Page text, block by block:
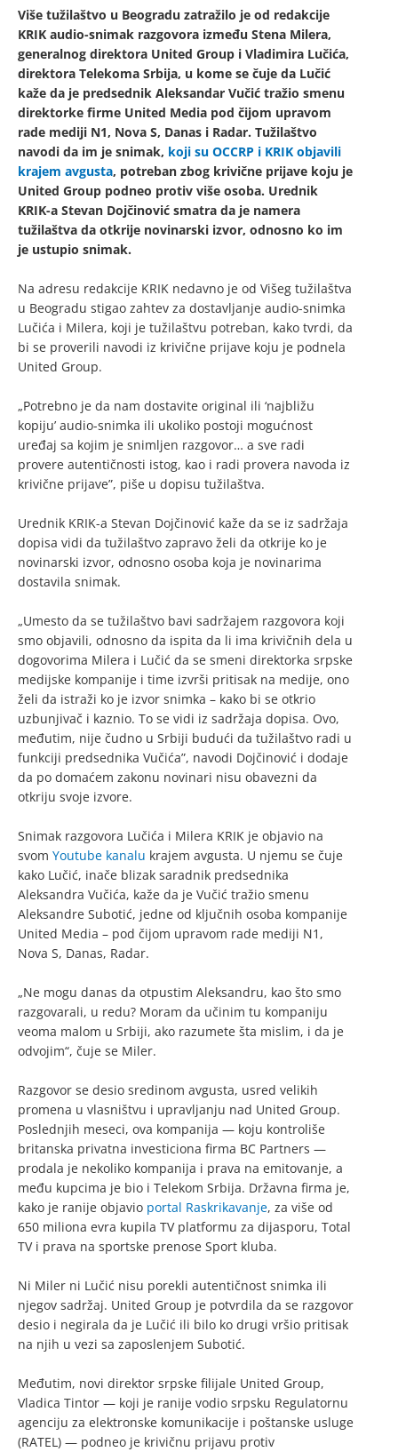
Više tužilaštvo u Beogradu zatražilo je od redakcije
KRIK audio-snimak razgovora između Stena Milera,
generalnog direktora United Group i Vladimira Lučića,
direktora Telekoma Srbija, u kome se čuje da Lučić
kaže da je predsednik Aleksandar Vučić tražio smenu
direktorke firme United Media pod čijom upravom
rade mediji N1, Nova S, Danas i Radar. Tužilaštvo
navodi da im je snimak, koji su OCCRP i KRIK objavili
krajem avgusta, potreban zbog krivične prijave koju je
United Group podneo protiv više osoba. Urednik
KRIK-a Stevan Dojčinović smatra da je namera
tužilaštva da otkrije novinarski izvor, odnosno ko im
je ustupio snimak.
Na adresu redakcije KRIK nedavno je od Višeg tužilaštva
u Beogradu stigao zahtev za dostavljanje audio-snimka
Lučića i Milera, koji je tužilaštvu potreban, kako tvrdi, da
bi se proverili navodi iz krivične prijave koju je podnela
United Group.
„Potrebno je da nam dostavite original ili ‘najbližu
kopiju’ audio-snimka ili ukoliko postoji mogućnost
uređaj sa kojim je snimljen razgovor… a sve radi
provere autentičnosti istog, kao i radi provera navoda iz
krivične prijave”, piše u dopisu tužilaštva.
Urednik KRIK-a Stevan Dojčinović kaže da se iz sadržaja
dopisa vidi da tužilaštvo zapravo želi da otkrije ko je
novinarski izvor, odnosno osoba koja je novinarima
dostavila snimak.
„Umesto da se tužilaštvo bavi sadržajem razgovora koji
smo objavili, odnosno da ispita da li ima krivičnih dela u
dogovorima Milera i Lučić da se smeni direktorka srpske
medijske kompanije i time izvrši pritisak na medije, ono
želi da istraži ko je izvor snimka – kako bi se otkrio
uzbunjivač i kaznio. To se vidi iz sadržaja dopisa. Ovo,
međutim, nije čudno u Srbiji budući da tužilaštvo radi u
funkciji predsednika Vučića”, navodi Dojčinović i dodaje
da po domaćem zakonu novinari nisu obavezni da
otkriju svoje izvore.
Snimak razgovora Lučića i Milera KRIK je objavio na
svom Youtube kanalu krajem avgusta. U njemu se čuje
kako Lučić, inače blizak saradnik predsednika
Aleksandra Vučića, kaže da je Vučić tražio smenu
Aleksandre Subotić, jedne od ključnih osoba kompanije
United Media – pod čijom upravom rade mediji N1,
Nova S, Danas, Radar.
„Ne mogu danas da otpustim Aleksandru, kao što smo
razgovarali, u redu? Moram da učinim tu kompaniju
veoma malom u Srbiji, ako razumete šta mislim, i da je
odvojim“, čuje se Miler.
Razgovor se desio sredinom avgusta, usred velikih
promena u vlasništvu i upravljanju nad United Group.
Poslednjih meseci, ova kompanija — koju kontroliše
britanska privatna investiciona firma BC Partners —
prodala je nekoliko kompanija i prava na emitovanje, a
među kupcima je bio i Telekom Srbija. Državna firma je,
kako je ranije objavio portal Raskrikavanje, za više od
650 miliona evra kupila TV platformu za dijasporu, Total
TV i prava na sportske prenose Sport kluba.
Ni Miler ni Lučić nisu porekli autentičnost snimka ili
njegov sadržaj. United Group je potvrdila da se razgovor
desio i negirala da je Lučić ili bilo ko drugi vršio pritisak
na njih u vezi sa zaposlenjem Subotić.
Međutim, novi direktor srpske filijale United Group,
Vladica Tintor — koji je ranije vodio srpsku Regulatornu
agenciju za elektronske komunikacije i poštanske usluge
(RATEL) — podneo je krivičnu prijavu protiv